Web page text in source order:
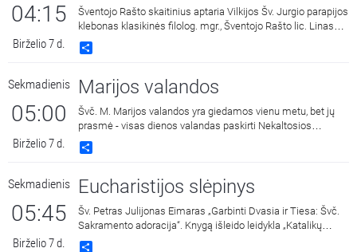
04:15
Birželio 7 d.
Šventojo Rašto skaitinius aptaria Vilkijos Šv. Jurgio parapijos
klebonas klasikinės filolog. mgr., Šventojo Rašto lic. Linas
Šipavičius. Kalbina Mantvydas Prekevičius.
Sekmadienis
05:00
Birželio 7 d.
Marijos valandos
Švč. M. Marijos valandos yra giedamos vienu metu, bet jų
prasmė - visas dienos valandas paskirti Nekaltosios
Motinos šlovei.
Sekmadienis
05:45
Birželio 7 d.
Eucharistijos slėpinys
Šv. Petras Julijonas Eimaras „Garbinti Dvasia ir Tiesa: Švč.
Sakramento adoracija“. Knygą išleido leidykla „Katalikų
pasaulio leidiniai“ 2018 metais. Skaito Vilius Kaminskas.